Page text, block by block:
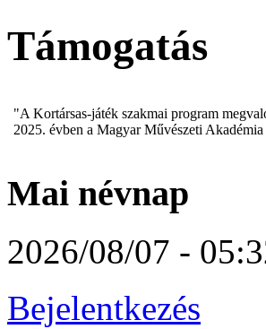
Támogatás
"A Kortársas-játék szakmai program
2025. évben a Magyar Művészeti Akadémia
Mai névnap
2026/08/07 -
Bejelentkezés